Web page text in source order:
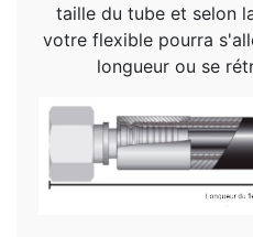
taille du tube et selon
votre flexible pourra
longueur ou se